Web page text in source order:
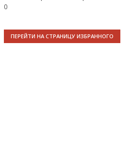
0
ПЕРЕЙТИ НА СТРАНИЦУ ИЗБРАННОГО